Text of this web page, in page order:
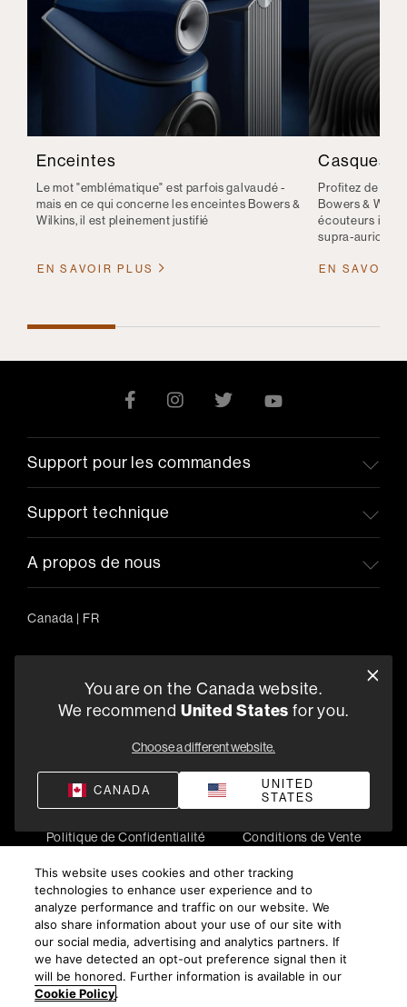
Enceintes
Le mot "emblématique" est parfois galvaudé -
mais en ce qui concerne les enceintes Bowers &
Wilkins, il est pleinement justifié
EN SAVOIR PLUS
Casques
Profitez de la
Bowers &
écouteurs
supra-
EN SAVOIR
Support pour les commandes
Support technique
A propos de nous
Canada | FR
5541 Fermi Court Carlsbad, CA 92008
Politique de Confidentialité
Conditions de Vente
© 2026 Harman International Industries, Incorporated. All
rights reserved.
You are on the Canada website.
We recommend United States for you.
Choose a different website.
CANADA
UNITED
STATES
This website uses cookies and other tracking
technologies to enhance user experience and to
analyze performance and traffic on our website. We
also share information about your use of our site with
our social media, advertising and analytics partners. If
we have detected an opt-out preference signal then it
will be honored. Further information is available in our
Cookie Policy.